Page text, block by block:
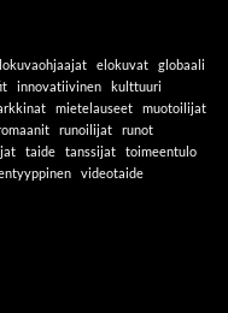
elokuvat
globaali
innovatiivinen
kulttuuri
mietelauseet
muotoilijat
runoilijat
runot
taide tanssijat
toimeentulo
videotaide